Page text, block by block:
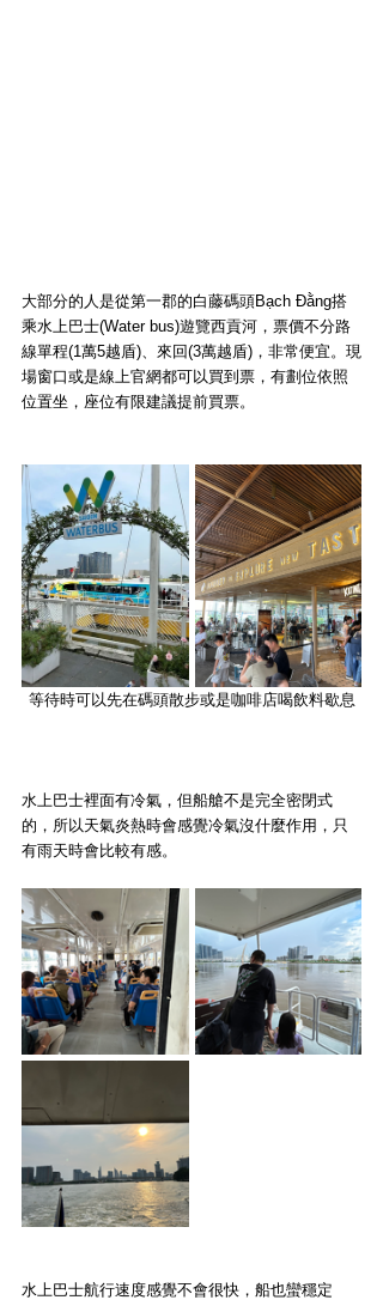
大部分的人是從第一郡的白藤碼頭Bạch Đằng搭
乘水上巴士(Water bus)遊覽西貢河，票價不分路
線單程(1萬5越盾)、來回(3萬越盾)，非常便宜。現
場窗口或是線上官網都可以買到票，有劃位依照
位置坐，座位有限建議提前買票。
等待時可以先在碼頭散步或是咖啡店喝飲料歇息
水上巴士裡面有冷氣，但船艙不是完全密閉式
的，所以天氣炎熱時會感覺冷氣沒什麼作用，只
有雨天時會比較有感。
水上巴士航行速度感覺不會很快，船也蠻穩定